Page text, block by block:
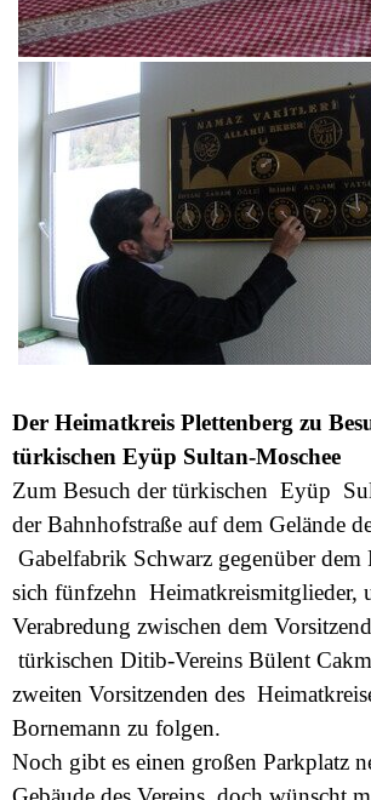
Der Heimatkreis Plettenberg zu
türkischen Eyüp Sultan-Moschee
Zum Besuch der türkischen Eyüp
der Bahnhofstraße auf dem Gelände
Gabelfabrik Schwarz gegenüber dem
sich fünfzehn Heimatkreismitglieder,
Verabredung zwischen dem
türkischen Ditib-Vereins Bülent
zweiten Vorsitzenden des
Bornemann zu folgen.
Noch gibt es einen großen Parkplatz